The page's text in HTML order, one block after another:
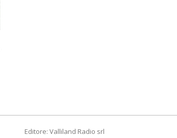
Editore: Valliland Radio srl